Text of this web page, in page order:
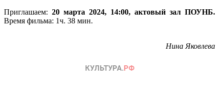
Приглашаем: 20 марта 2024, 14:00, актовый зал ПОУНБ.
Время фильма: 1ч. 38 мин.
Нина Яковлева